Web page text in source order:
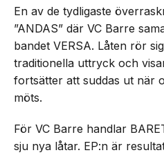
En av de tydligaste
”ANDAS” där VC Barre
bandet VERSA. Låten rör
traditionella uttryck och
fortsätter att suddas ut när
möts.
För VC Barre handlar
sju nya låtar. EP:n är